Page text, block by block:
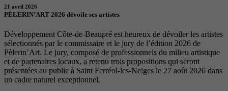
21 avril 2026
PÈLERIN’ART 2026 dévoile ses artistes
Développement Côte-de-Beaupré est heureux de dévoiler les artistes
sélectionnés par le commissaire et le jury de l’édition 2026 de
Pèlerin’Art. Le jury, composé de professionnels du milieu artistique
et de partenaires locaux, a retenu trois propositions qui seront
présentées au public à Saint Ferréol-les-Neiges le 27 août 2026 dans
un cadre naturel exceptionnel.